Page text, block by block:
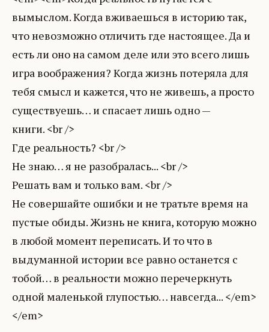
вымыслом. Когда вживаешься в историю так,
что невозможно отличить где настоящее. Да и
есть ли оно на самом деле или это всего лишь
игра воображения? Когда жизнь потеряла для
тебя смысл и кажется, что не живешь, а просто
существуешь… и спасает лишь одно —
книги. <br />
Где реальность? <br />
Не знаю… я не разобралась... <br />
Решать вам и только вам. <br />
Не совершайте ошибки и не тратьте время на
пустые обиды. Жизнь не книга, которую можно
в любой момент переписать. И то что в
выдуманной истории все равно останется с
тобой… в реальности можно перечеркнуть
одной маленькой глупостью… навсегда... </em>
</em>